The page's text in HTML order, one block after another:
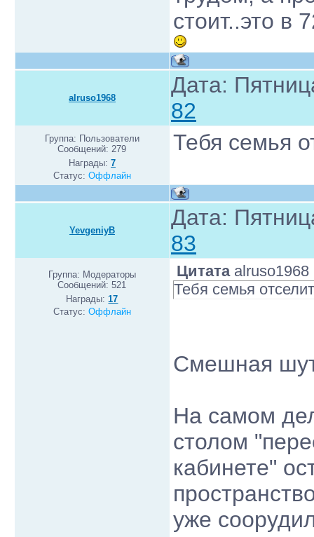
стоит..это в
alruso1968
Дата:
82
Группа: Пользователи
Сообщений:279
Награды: 7
Статус: Оффлайн
Тебя семья
YevgeniyB
Дата:
83
Группа: Модераторы
Сообщений:521
Награды:17
Статус: Оффлайн
Цитата alruso1968
Тебя семья
Смешная
На самом
столом
кабинете"
уже